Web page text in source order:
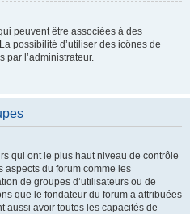
peuvent être associées à des
possibilité d’utiliser des icônes de
par l’administrateur.
qui ont le plus haut niveau de contrôle
aspects du forum comme les
de groupes d’utilisateurs ou de
que le fondateur du forum a attribuées
aussi avoir toutes les capacités de